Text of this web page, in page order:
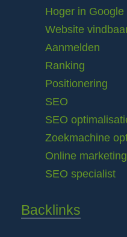
Hoger in Google
Website
Aanmelden
Ranking
Positionering
SEO
SEO
Zoekmachine
Online
SEO specialist
Backlinks